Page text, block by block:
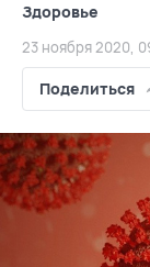
Здоровье
23 ноября 2020,
Поделиться